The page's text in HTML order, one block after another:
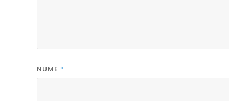
NUME *